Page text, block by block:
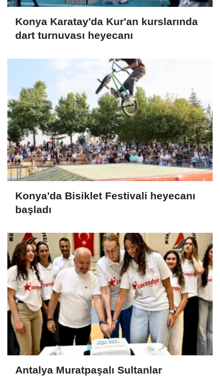
Konya Karatay'da Kur'an kurslarında
dart turnuvası heyecanı
Konya'da Bisiklet Festivali heyecanı
başladı
Antalya Muratpaşalı Sultanlar